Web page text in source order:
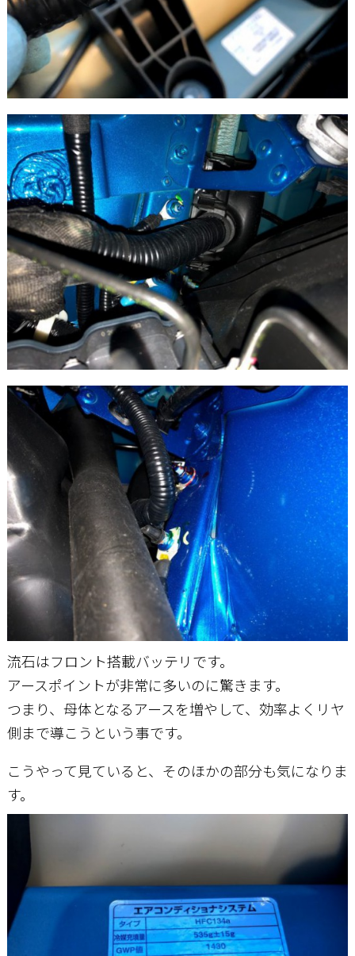
流石はフロント搭載バッテリです。
アースポイントが非常に多いのに驚きます。
つまり、母体となるアースを増やして、効率よくリヤ
側まで導こうという事です。
こうやって見ていると、そのほかの部分も気になりま
す。